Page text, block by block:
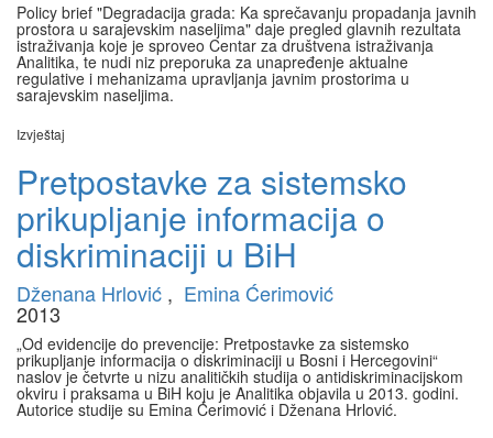
Policy brief "Degradacija grada: Ka sprečavanju propadanja javnih
prostora u sarajevskim naseljima" daje pregled glavnih rezultata
istraživanja koje je sproveo Centar za društvena istraživanja
Analitika, te nudi niz preporuka za unapređenje aktualne
regulative i mehanizama upravljanja javnim prostorima u
sarajevskim naseljima.
Izvještaj
Pretpostavke za sistemsko
prikupljanje informacija o
diskriminaciji u BiH
Dženana Hrlović , Emina Ćerimović
2013
„Od evidencije do prevencije: Pretpostavke za sistemsko
prikupljanje informacija o diskriminaciji u Bosni i Hercegovini“
naslov je četvrte u nizu analitičkih studija o antidiskriminacijskom
okviru i praksama u BiH koju je Analitika objavila u 2013. godini.
Autorice studije su Emina Ćerimović i Dženana Hrlović.